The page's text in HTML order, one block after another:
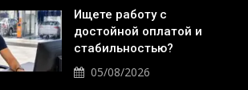
Ищете работу с
достойной оплатой и
стабильностью?
05/08/2026